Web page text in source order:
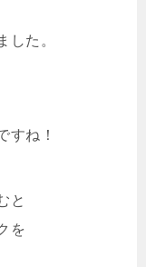
した。
すね！
と
を